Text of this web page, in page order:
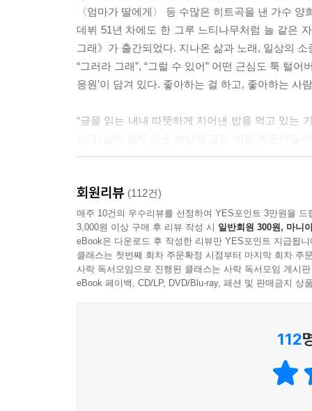
〈엄마가 딸에게〉 등 수많은 히트곡을 낸 가수 양
데뷔 51년 차에도 한 그루 느티나무처럼 늘 같은
그래》가 출간되었다. 지나온 삶과 노래, 일상의
“그러라 그래”, “그럴 수 있어” 어떤 근심도 툭 털
응원’이 담겨 있다. 좋아하는 걸 하고, 좋아하는
“글을 읽는 내내 따뜻하게 지어낸 밥을 먹고 있는
양희은 데뷔 51주년 현재진행형 에세이
아이유, 이적, 김나영 추천!
데뷔 51년 차에도 한 그루 느티나무처럼 늘 같은
그래》가 출간되었다. 지나온 삶과 노래, 일상의
“그러라 그래”, “그럴 수 있어” 어떤 근심도 툭 털
‘노래와 삶이 다르지 않았던 사람’ 양희은의 이야기
회원리뷰 (112건)
매주 10건의 우수리뷰를 선정하여 YES포인트 3만원을 드
3,000원 이상 구매 후 리뷰 작성 시 일반회원 300원, 마니
eBook은 다운로드 후 작성한 리뷰만 YES포인트 지급됩니
클래스는 첫번째 회차 주문확정 시점부터 마지막 회차 주
사락 독서모임으로 진행된 클래스는 사락 독서모임 게시
eBook 페이백, CD/LP, DVD/Blu-ray, 패션 및 판매금지 상
112